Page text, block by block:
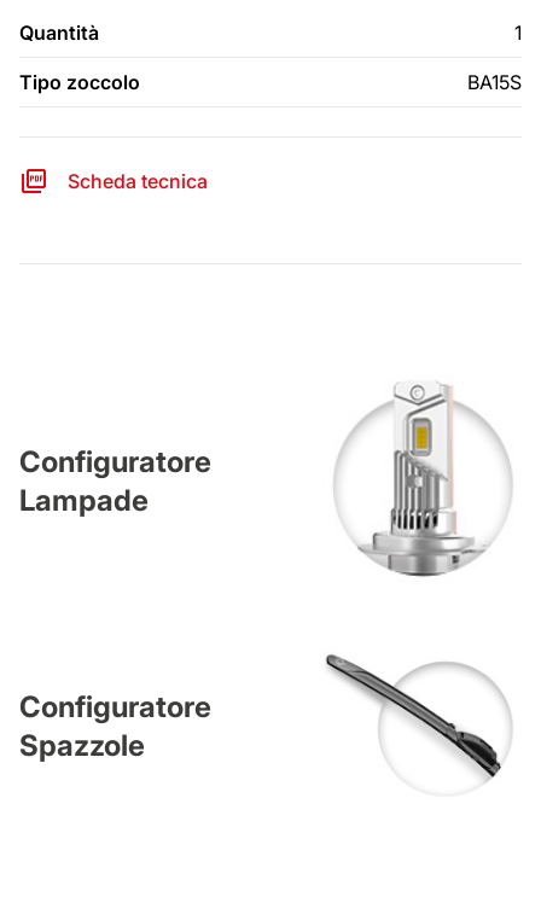
Quantità 1
Tipo zoccolo BA15S
Scheda tecnica
Configuratore
Lampade
Configuratore
Spazzole